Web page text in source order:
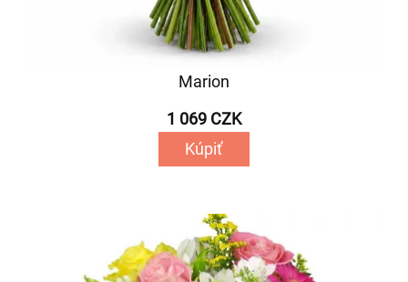
Marion
1 069 CZK
Kúpiť